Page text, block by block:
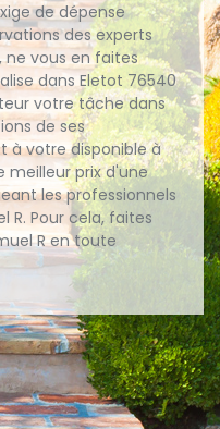
de dépense
des experts
ne vous en faites
dans Eletot 76540
votre tâche dans
de ses
à votre disponible à
meilleur prix d'une
les professionnels
R. Pour cela, faites
R en toute